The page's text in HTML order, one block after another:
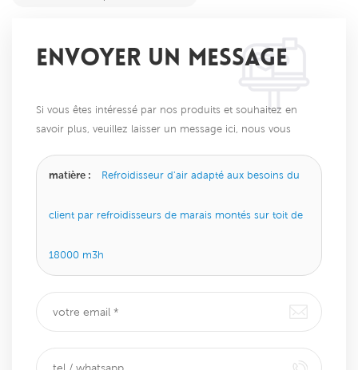
ENVOYER UN MESSAGE
Si vous êtes intéressé par nos produits et souhaitez en
savoir plus, veuillez laisser un message ici, nous vous
matière : Refroidisseur d'air adapté aux besoins du
client par refroidisseurs de marais montés sur toit de
18000 m3h